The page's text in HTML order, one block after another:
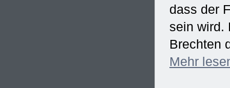
dass der
sein wird.
Brechten
Mehr